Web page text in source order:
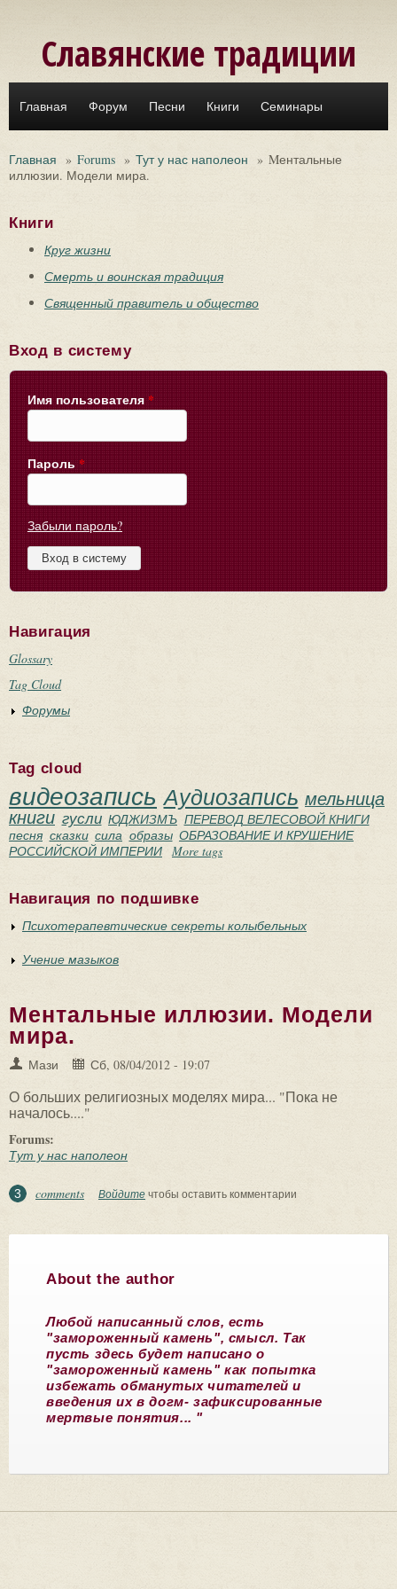
Славянские традиции
Главная Форум Песни Книги Семинары
Главная » Forums » Тут у нас наполеон » Mентальные
иллюзии. Модели мира.
Книги
Круг жизни
Смерть и воинская традиция
Священный правитель и общество
Вход в систему
Имя пользователя *
Пароль *
Забыли пароль?
Навигация
Glossary
Tag Cloud
Форумы
Tag cloud
видеозапись Аудиозапись мельница
книги гусли ЮДЖИЗМЪ ПЕРЕВОД ВЕЛЕСОВОЙ КНИГИ
песня сказки сила образы ОБРАЗОВАНИЕ И КРУШЕНИЕ
РОССИЙСКОЙ ИМПЕРИИ
More tags
Навигация по подшивке
Психотерапевтические секреты колыбельных
Учение мазыков
Mентальные иллюзии. Модели
мира.
Мази Сб, 08/04/2012 - 19:07
О больших религиозных моделях мира... "Пока не
началось...."
Forums:
Тут у нас наполеон
3 comments Войдитечтобы оставить комментарии
About the author
Любой написанный слов, есть
"замороженный камень", смысл. Так
пусть здесь будет написано о
"замороженный камень" как попытка
избежать обманутых читателей и
введения их в догм- зафиксированные
мертвые понятия... "